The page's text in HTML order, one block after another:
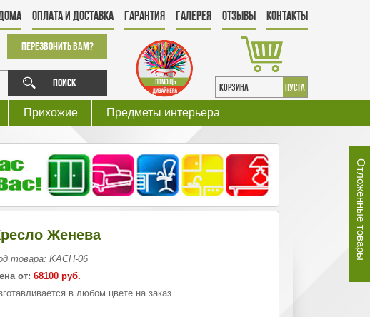
Перезвонить Вам?
Поиск КОРЗИНА пуста
Оплата и Доставка Гарантия Галерея Отзывы Контакты
Прихожие Предметы интерьера
Женева
товара: KACH-06
от: 68100 руб.
в любом цвете на заказ.
Отложенные товары